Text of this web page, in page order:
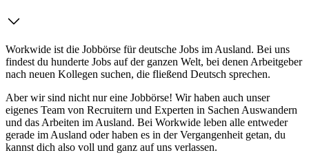
Workwide ist die Jobbörse für deutsche Jobs im Ausland. Bei uns
findest du hunderte Jobs auf der ganzen Welt, bei denen Arbeitgeber
nach neuen Kollegen suchen, die fließend Deutsch sprechen.
Aber wir sind nicht nur eine Jobbörse! Wir haben auch unser
eigenes Team von Recruitern und Experten in Sachen Auswandern
und das Arbeiten im Ausland. Bei Workwide leben alle entweder
gerade im Ausland oder haben es in der Vergangenheit getan, du
kannst dich also voll und ganz auf uns verlassen.